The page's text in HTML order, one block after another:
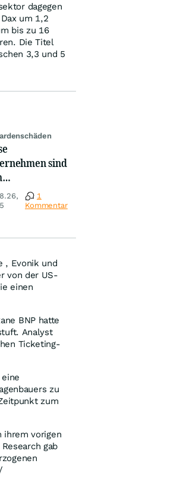
dagegen
um 1,2
bis zu 16
Die Titel
3,3 und 5
sind
1
Kommentar
, Evonik und
von der US-
einen
BNP hatte
Analyst
Ticketing-
zu
zum
ihrem vorigen
gab